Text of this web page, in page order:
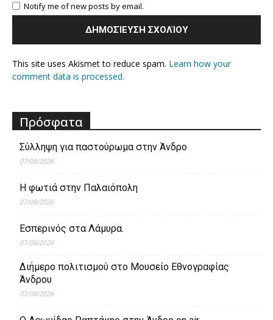
Notify me of new posts by email.
This site uses Akismet to reduce spam. Learn how your
comment data is processed.
Πρόσφατα
Σύλληψη για παστούρωμα στην Άνδρο
07/08/2026
Η φωτιά στην Παλαιόπολη
07/08/2026
Εσπερινός στα Λάμυρα.
07/08/2026
Διήμερο πολιτισμού στο Μουσείο Εθνογραφίας
Άνδρου
07/08/2026